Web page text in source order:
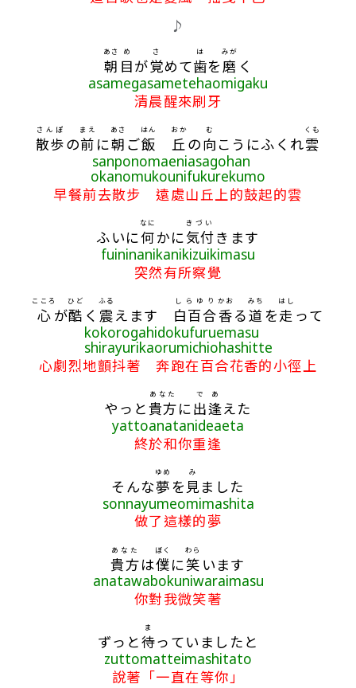
♪
朝
あさ
目
め
が覚
さ
めて歯
は
を磨
みが
く
asamegasametehaomigaku
清晨醒來刷牙
散歩
さんぽ
の前
まえ
に朝
あさ
ご飯
はん
丘
おか
の向
む
こうにふくれ雲
くも
sanponomaeniasagohan
okanomukounifukurekumo
早餐前去散步 遠處山丘上的鼓起的雲
ふいに何
なに
かに気付
きづい
きます
fuininanikanikizuikimasu
突然有所察覺
心
こころ
が酷
ひど
く 震
ふる
えます 白百合
しらゆり
香
かお
る道
みち
を走
はし
って
kokorogahidokufuruemasu
shirayurikaorumichiohashitte
心劇烈地顫抖著 奔跑在百合花香的小徑上
やっと貴方
あなた
に出
で
逢
あ
えた
yattoanatanideaeta
終於和你重逢
そんな夢
ゆめ
を 見
み
ました
sonnayumeomimashita
做了這樣的夢
貴方
あなた
は僕
ぼく
に笑
わら
います
anatawabokuniwaraimasu
你對我微笑著
ずっと待
ま
っていましたと
zuttomatteimashitato
說著「一直在等你」